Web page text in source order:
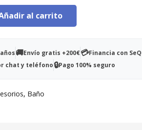
al carrito
🚚Envío gratis +200€💳Financia con
chat y teléfono🔒Pago 100% seguro
, Baño